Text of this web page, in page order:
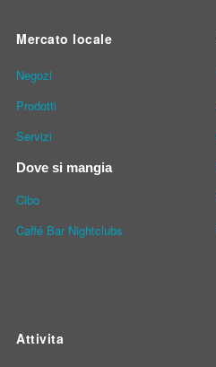
Mercato locale
Νegozi
Prodotti
Servizi
Dove si mangia
Cibo
Caffé Bar Nightclubs
Attivita